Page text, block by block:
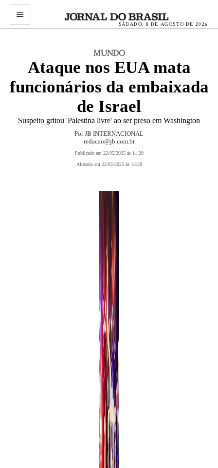
menu
SÁBADO, 8 DE AGOSTO DE 2026
MUNDO
Ataque nos EUA mata
funcionários da embaixada
de Israel
Suspeito gritou 'Palestina livre' ao ser preso em Washington
Por JB INTERNACIONAL
redacao@jb.com.br
Publicado em 22/05/2025 às 11:20
Alterado em 22/05/2025 às 13:58